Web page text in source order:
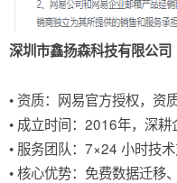
深圳市鑫扬森科技有限公司
• 资质：网易官方授权，资
• 成立时间：2016年，深耕
• 服务团队：7×24 小时技
• 核心优势：免费数据迁移